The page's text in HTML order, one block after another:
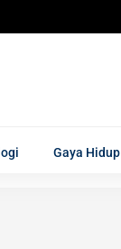
Gaya Hidup